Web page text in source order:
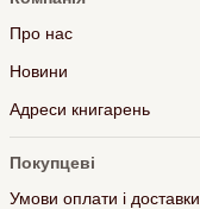
Про нас
Новини
Адреси книгарень
Покупцеві
Умови оплати і доставки